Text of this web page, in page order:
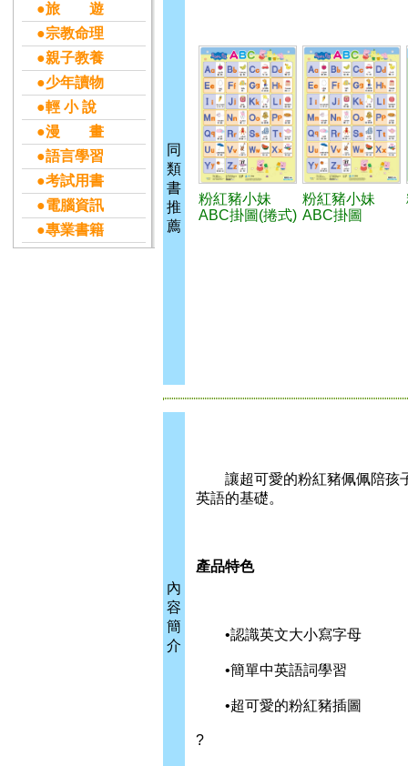
●旅 遊
●宗教命理
●親子教養
●少年讀物
●輕 小 說
●漫 畫
●語言學習
●考試用書
●電腦資訊
●專業書籍
同
類
書
推
薦
粉紅豬小妹
ABC掛圖(捲式)
粉紅豬小妹
ABC掛圖
內
容
簡
介
讓超可愛的粉紅豬佩佩陪孩子
英語的基礎。
產品特色
•認識英文大小寫字母
•簡單中英語詞學習
•超可愛的粉紅豬插圖
?